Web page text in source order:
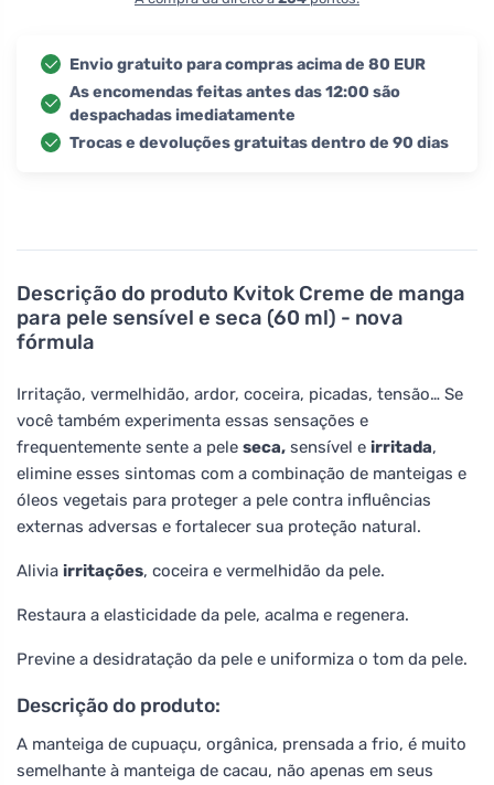
Descrição do produto Kvitok Creme de manga
para pele sensível e seca (60 ml) - nova
fórmula
Irritação, vermelhidão, ardor, coceira, picadas, tensão… Se
você também experimenta essas sensações e
frequentemente sente a pele seca, sensível e irritada,
elimine esses sintomas com a combinação de manteigas e
óleos vegetais para proteger a pele contra influências
externas adversas e fortalecer sua proteção natural.
Alivia irritações, coceira e vermelhidão da pele.
Restaura a elasticidade da pele, acalma e regenera.
Previne a desidratação da pele e uniformiza o tom da pele.
Descrição do produto:
A manteiga de cupuaçu, orgânica, prensada a frio, é muito
semelhante à manteiga de cacau, não apenas em seus
Envio gratuito para compras acima de 80 EUR
As encomendas feitas antes das 12:00 são
despachadas imediatamente
Trocas e devoluções gratuitas dentro de 90 dias